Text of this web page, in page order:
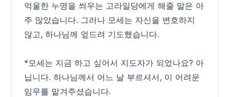
억울한 누명을 씌우는 고라일당에게 해줄 말은 아
주 많았습니다. 그러나 모세는 자신을 변호하지
않고, 하나님께 엎드려 기도했습니다.
*모세는 지금 하고 싶어서 지도자가 되었나요? 아
닙니다. 하나님께서 어느 날 부르셔서, 이 어려운
임무를 맡겨주셨습니다.